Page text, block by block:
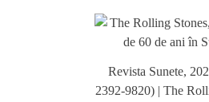
Revista Sunete,
2392-9820) | The